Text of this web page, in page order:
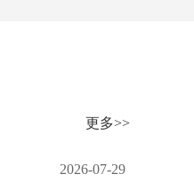
更多>>
2026-07-29